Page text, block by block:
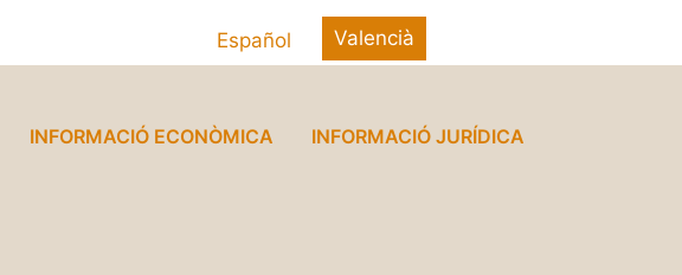
Español Valencià
INFORMACIÓ ECONÒMICA INFORMACIÓ JURÍDICA